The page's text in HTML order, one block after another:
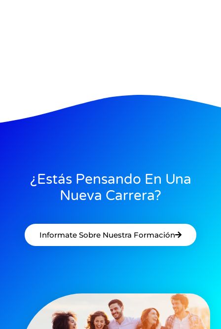
¿Estás Pensando En Una
Nueva Carrera?
Informate Sobre Nuestra Formación